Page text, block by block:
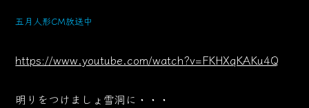
五月人形CM放送中
https://www.youtube.com/watch?v=FKHXqKAKu4Q
明りをつけましょ雪洞に・・・